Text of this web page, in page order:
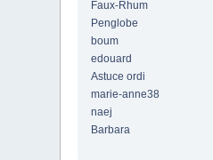
Faux-Rhum
Penglobe
boum
edouard
Astuce ordi
marie-anne38
naej
Barbara